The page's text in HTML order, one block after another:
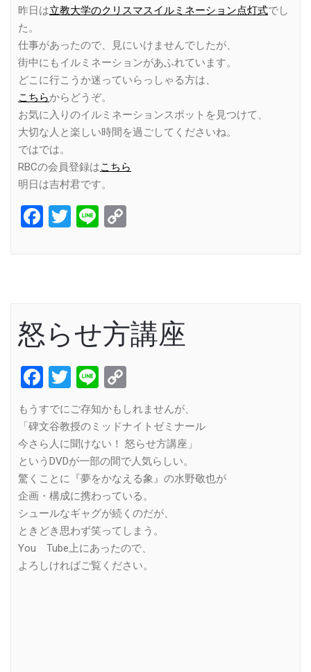
昨日は立教大学のクリスマスイルミネーション点灯式でし
た。
仕事があったので、見にいけませんでしたが、
街中にもイルミネーションがあふれています。
どこに行こうか迷っていらっしゃる方は、
こちらからどうぞ。
お気に入りのイルミネーションスポットを見つけて、
大切な人と楽しい時間を過ごしてくださいね。
ではでは。
RBCの会員登録はこちら
明日は吉村君です。
Facebook
Twitter
Line
怒らせ方講座
Facebook
Twitter
Line
Link
もうすでにご存知かもしれませんが、
「碑文谷教授のミッドナイトゼミナール
今さら人に聞けない！ 怒らせ方講座」
というDVDが一部の間で人気らしい。
驚くことに『夢をかなえる象』の水野敬也が
企画・構成に携わっている。
シュールなギャグが続くのだが、
ときどき思わず笑ってしまう。
You Tube上にあったので、
よろしければご覧ください。